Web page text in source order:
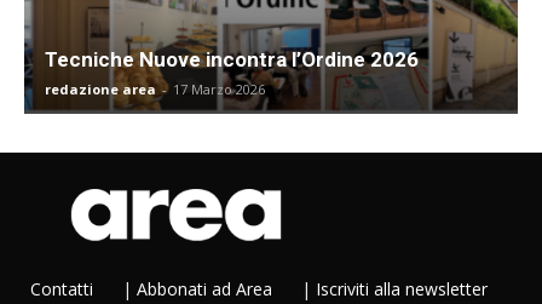
Tecniche Nuove incontra l’Ordine 2026
redazione area- 17 Marzo 2026
Contatti | Abbonati ad Area | Iscriviti alla newsletter